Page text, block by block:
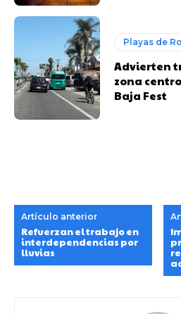
Playas de
Advierten
zona
Baja Fest
Artículo anterior
Refuerzan el trabajo en
interdependencias por
lluvias